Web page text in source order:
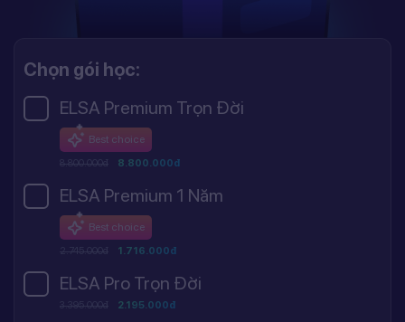
Chọn gói học:
ELSA Premium Trọn Đời
Best choice
8.800.000đ 8.800.000đ
ELSA Premium 1 Năm
Best choice
2.745.000đ 1.716.000đ
ELSA Pro Trọn Đời
3.395.000đ 2.195.000đ